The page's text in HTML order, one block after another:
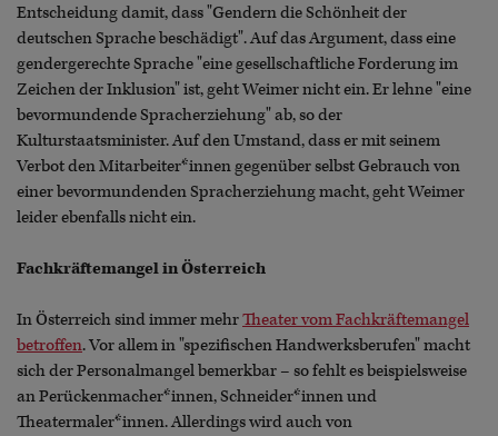
Entscheidung damit, dass "Gendern die Schönheit der
deutschen Sprache beschädigt". Auf das Argument, dass eine
gendergerechte Sprache "eine gesellschaftliche Forderung im
Zeichen der Inklusion" ist, geht Weimer nicht ein. Er lehne "eine
bevormundende Spracherziehung" ab, so der
Kulturstaatsminister. Auf den Umstand, dass er mit seinem
Verbot den Mitarbeiter*innen gegenüber selbst Gebrauch von
einer bevormundenden Spracherziehung macht, geht Weimer
leider ebenfalls nicht ein.
Fachkräftemangel in Österreich
In Österreich sind immer mehrTheater vom Fachkräftemangel
betroffen. Vor allem in "spezifischen Handwerksberufen" macht
sich der Personalmangel bemerkbar – so fehlt es beispielsweise
an Perückenmacher*innen, Schneider*innen und
Theatermaler*innen. Allerdings wird auch von